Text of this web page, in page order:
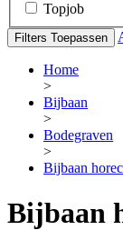
Topjob
Filters Toepassen
Home
>
Bijbaan
>
Bodegraven
>
Bijbaan
Bijbaan